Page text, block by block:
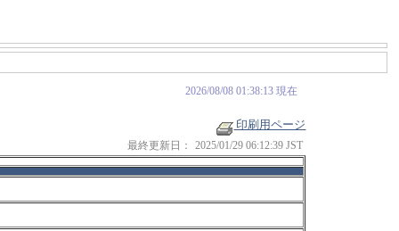
2026/08/08 01:38:13 現在
印刷用ページ
最終更新日： 2025/01/29 06:12:39 JST